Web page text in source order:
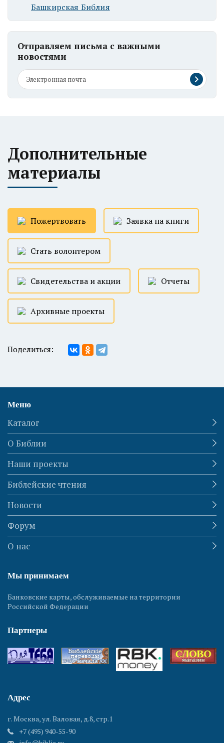
Башкирская Библия
Отправляем письма с важными
новостями
Дополнительные
материалы
Пожертвовать Заявка на книги
Стать волонтером
Свидетельства и акции Отчеты
Архивные проекты
Поделиться:
Меню
Каталог
О Библии
Наши проекты
Библейские чтения
Новости
Форум
О нас
Мы принимаем
Банковские карты, обслуживаемые на территории
Российской Федерации
Партнеры
Адрес
г. Москва, ул. Валовая, д.8, стр.1
+7 (495) 940-55-90